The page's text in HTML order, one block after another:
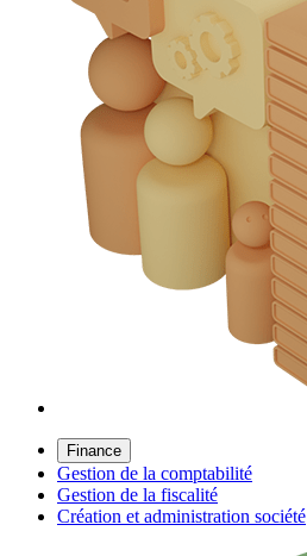
Finance
Gestion de la comptabilité
Gestion de la fiscalité
Création et administration société